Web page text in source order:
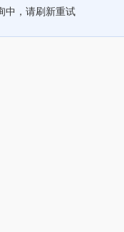
中，请刷新重试